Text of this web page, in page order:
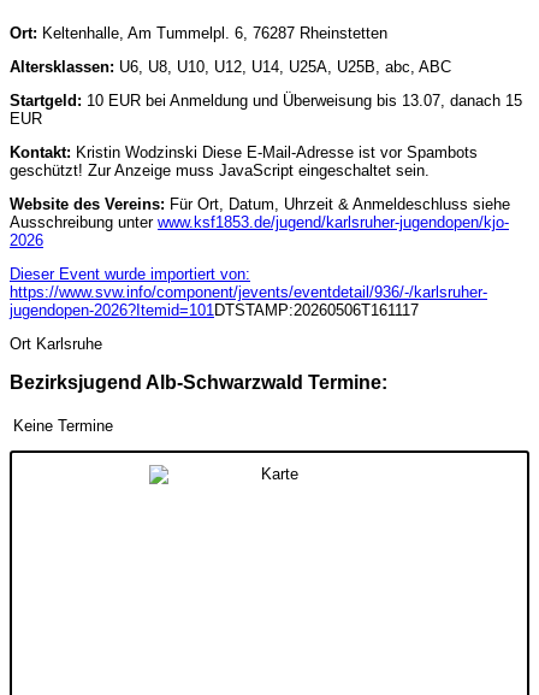
Ort: Keltenhalle, Am Tummelpl. 6, 76287 Rheinstetten
Altersklassen: U6, U8, U10, U12, U14, U25A, U25B, abc, ABC
Startgeld: 10 EUR bei Anmeldung und Überweisung bis 13.07, danach 15
EUR
Kontakt: Kristin Wodzinski Diese E-Mail-Adresse ist vor Spambots
geschützt! Zur Anzeige muss JavaScript eingeschaltet sein.
Website des Vereins: Für Ort, Datum, Uhrzeit & Anmeldeschluss siehe
Ausschreibung unter www.ksf1853.de/jugend/karlsruher-jugendopen/kjo-
2026
Dieser Event wurde importiert von:
https://www.svw.info/component/jevents/eventdetail/936/-/karlsruher-
jugendopen-2026?Itemid=101DTSTAMP:20260506T161117
Ort Karlsruhe
Bezirksjugend Alb-Schwarzwald Termine:
Keine Termine